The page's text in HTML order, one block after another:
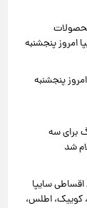
امروز پنجشنبه
پنجشنبه
برای سه
شد
سایپا
کوییک، اطلس،